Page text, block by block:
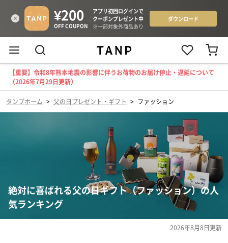
【重要】令和8年熊本地震の影響に伴うお荷物のお届け停止・遅延について
（2026年7月29日更新）
タンプホーム > 父の日プレゼント・ギフト > ファッション
絶対に喜ばれる父の日ギフト（ファッション）の人
気ランキング
2026年8月8日更新